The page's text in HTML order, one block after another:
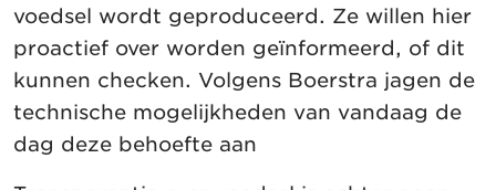
voedsel wordt geproduceerd. Ze willen hier
proactief over worden geïnformeerd, of dit
kunnen checken. Volgens Boerstra jagen de
technische mogelijkheden van vandaag de
dag deze behoefte aan